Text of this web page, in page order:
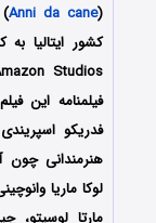
(
Anni da cane
کشور ایتالیا
فیلمنامه این
فدریکو
هنرمندانی چون
لوکا ماریا
مارتا